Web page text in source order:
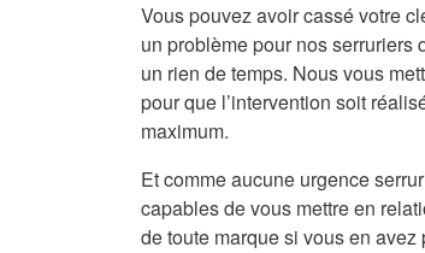
Vous pouvez avoir cassé votre
un problème pour nos serruriers
un rien de temps. Nous vous
pour que l’intervention soit
maximum.
Et comme aucune urgence
capables de vous mettre en
de toute marque si vous en